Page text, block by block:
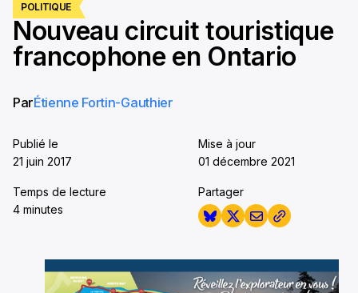
POLITIQUE
Nouveau circuit touristique
francophone en Ontario
ParÉtienne Fortin-Gauthier
Publié le
21 juin 2017
Mise à jour
01 décembre 2021
Temps de lecture
4 minutes
Partager